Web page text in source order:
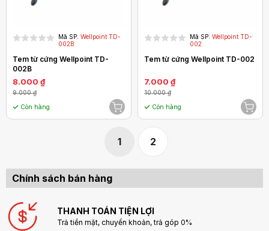
Mã SP: Wellpoint TD-
002B
Tem từ cứng Wellpoint TD-
002B
8.000 ₫
9.000 ₫
Còn hàng
Mã SP: Wellpoint TD-
002
Tem từ cứng Wellpoint TD-002
7.000 ₫
10.000 ₫
Còn hàng
1 2
Chính sách bán hàng
THANH TOÁN TIỆN LỢI
Trả tiền mặt, chuyển khoản, trả góp 0%